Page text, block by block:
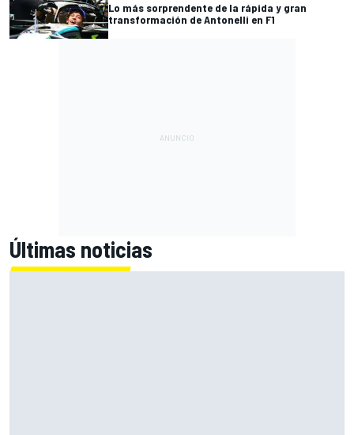
Lo más sorprendente de la rápida y gran
transformación de Antonelli en F1
Últimas noticias